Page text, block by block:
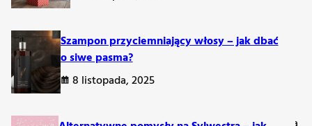
i wsparcie?
i zrozumiale. Warto unikać nazbyt formalnych czy
uczucia.
Szampon przyciemniający włosy – jak dbać
o siwe pasma?
8 listopada, 2025